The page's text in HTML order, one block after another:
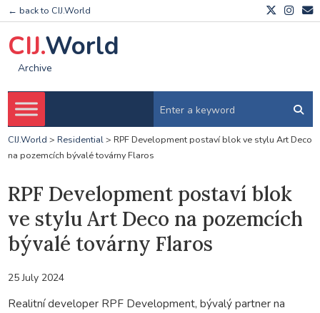
← back to CIJ.World
CIJ.World
Archive
CIJ.World > Residential> RPF Development postaví blok ve stylu Art Deco
na pozemcích bývalé továrny Flaros
RPF Development postaví blok
ve stylu Art Deco na pozemcích
bývalé továrny Flaros
25 July 2024
Realitní developer RPF Development, bývalý partner na